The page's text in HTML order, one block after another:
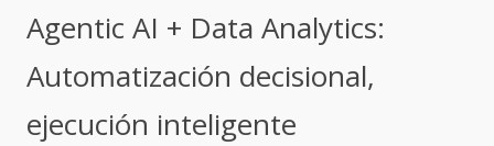
Agentic AI + Data Analytics:
Automatización decisional,
ejecución inteligente